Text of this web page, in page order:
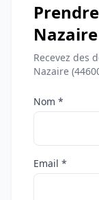
Nazaire
Recevez des
Nazaire
Nom *
Email *